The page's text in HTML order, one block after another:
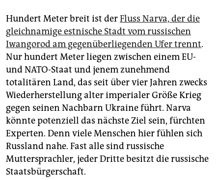
Hundert Meter breit ist derFluss Narva, der die
gleichnamige estnische Stadt vom russischen
Iwangorod am gegenüberliegenden Ufer trennt.
Nur hundert Meter liegen zwischen einem EU-
und NATO-Staat und jenem zunehmend
totalitären Land, das seit über vier Jahren zwecks
Wiederherstellung alter imperialer Größe Krieg
gegen seinen Nachbarn Ukraine führt. Narva
könnte potenziell das nächste Ziel sein, fürchten
Experten. Denn viele Menschen hier fühlen sich
Russland nahe. Fast alle sind russische
Muttersprachler, jeder Dritte besitzt die russische
Staatsbürgerschaft.